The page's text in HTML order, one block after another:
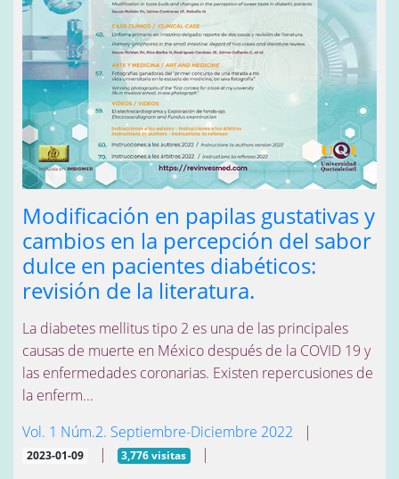
Modificación en papilas gustativas y
cambios en la percepción del sabor
dulce en pacientes diabéticos:
revisión de la literatura.
La diabetes mellitus tipo 2 es una de las principales
causas de muerte en México después de la COVID 19 y
las enfermedades coronarias. Existen repercusiones de
la enferm...
Vol. 1 Núm.2. Septiembre-Diciembre 2022 |
2023-01-09 | 3,776 visitas |